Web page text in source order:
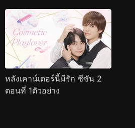
หลังเคาน์เตอร์นี้มีรัก ซีซัน 2
ตอนที่ 1ตัวอย่าง